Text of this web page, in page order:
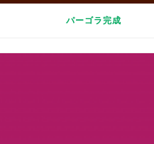
パーゴラ完成